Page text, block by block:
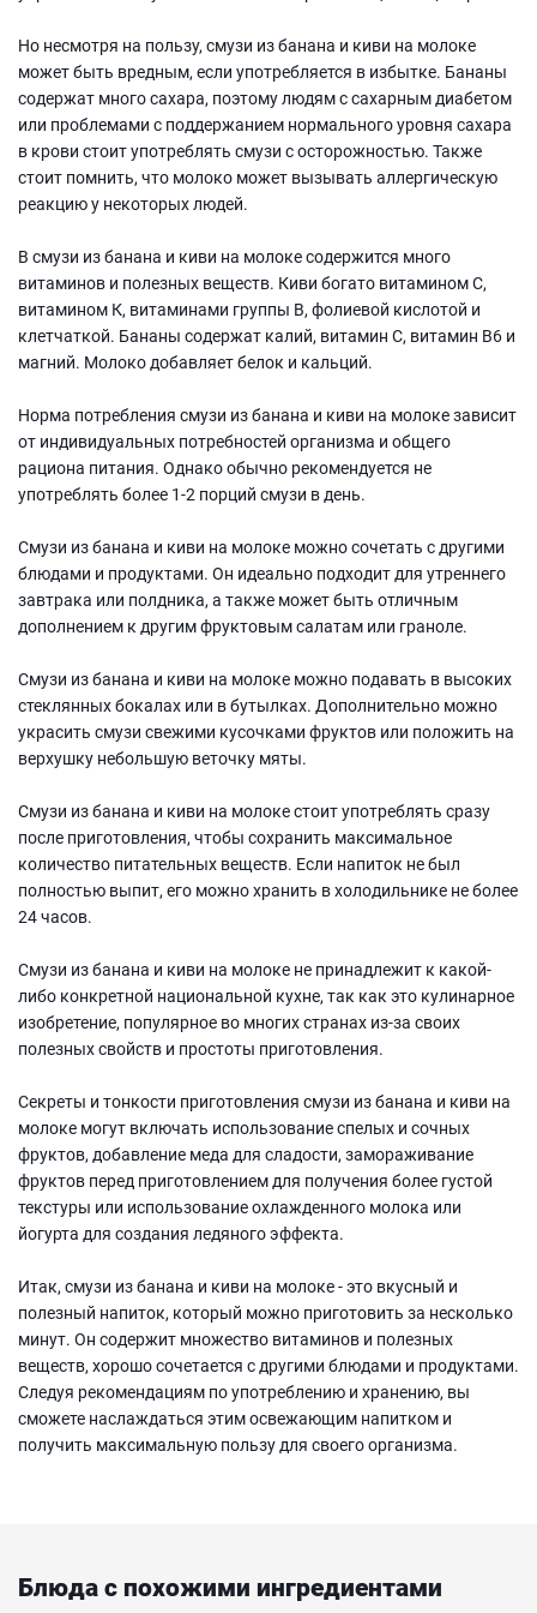
Но несмотря на пользу, смузи из банана и киви на молоке
может быть вредным, если употребляется в избытке. Бананы
содержат много сахара, поэтому людям с сахарным диабетом
или проблемами с поддержанием нормального уровня сахара
в крови стоит употреблять смузи с осторожностью. Также
стоит помнить, что молоко может вызывать аллергическую
реакцию у некоторых людей.
В смузи из банана и киви на молоке содержится много
витаминов и полезных веществ. Киви богато витамином С,
витамином К, витаминами группы В, фолиевой кислотой и
клетчаткой. Бананы содержат калий, витамин С, витамин В6 и
магний. Молоко добавляет белок и кальций.
Норма потребления смузи из банана и киви на молоке зависит
от индивидуальных потребностей организма и общего
рациона питания. Однако обычно рекомендуется не
употреблять более 1-2 порций смузи в день.
Смузи из банана и киви на молоке можно сочетать с другими
блюдами и продуктами. Он идеально подходит для утреннего
завтрака или полдника, а также может быть отличным
дополнением к другим фруктовым салатам или граноле.
Смузи из банана и киви на молоке можно подавать в высоких
стеклянных бокалах или в бутылках. Дополнительно можно
украсить смузи свежими кусочками фруктов или положить на
верхушку небольшую веточку мяты.
Смузи из банана и киви на молоке стоит употреблять сразу
после приготовления, чтобы сохранить максимальное
количество питательных веществ. Если напиток не был
полностью выпит, его можно хранить в холодильнике не более
24 часов.
Смузи из банана и киви на молоке не принадлежит к какой-
либо конкретной национальной кухне, так как это кулинарное
изобретение, популярное во многих странах из-за своих
полезных свойств и простоты приготовления.
Секреты и тонкости приготовления смузи из банана и киви на
молоке могут включать использование спелых и сочных
фруктов, добавление меда для сладости, замораживание
фруктов перед приготовлением для получения более густой
текстуры или использование охлажденного молока или
йогурта для создания ледяного эффекта.
Итак, смузи из банана и киви на молоке - это вкусный и
полезный напиток, который можно приготовить за несколько
минут. Он содержит множество витаминов и полезных
веществ, хорошо сочетается с другими блюдами и продуктами.
Следуя рекомендациям по употреблению и хранению, вы
сможете наслаждаться этим освежающим напитком и
получить максимальную пользу для своего организма.
Блюда с похожими ингредиентами